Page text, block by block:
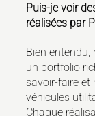
Puis-je voir
réalisées par
Bien
un portfolio
savoir-faire et
véhicules
Chaque